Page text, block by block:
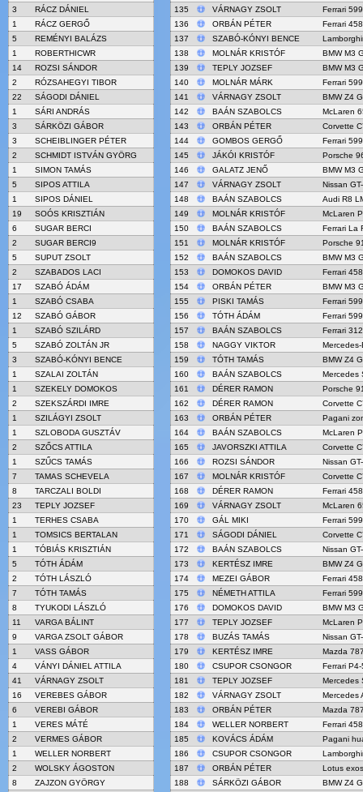
3
RÁCZ DÁNIEL
1
RÁCZ GERGŐ
5
REMÉNYI BALÁZS
1
ROBERTHICWR
14
ROZSI SÁNDOR
2
RÓZSAHEGYI TIBOR
22
SÁGODI DÁNIEL
1
SÁRI ANDRÁS
3
SÁRKÖZI GÁBOR
3
SCHEIBLINGER PÉTER
2
SCHMIDT ISTVÁN GYÖRG
1
SIMON TAMÁS
5
SIPOS ATTILA
1
SIPOS DÁNIEL
19
SOÓS KRISZTIÁN
6
SUGAR BERCI
2
SUGAR BERCI9
5
SUPUT ZSOLT
2
SZABADOS LACI
17
SZABÓ ÁDÁM
1
SZABÓ CSABA
12
SZABÓ GÁBOR
1
SZABÓ SZILÁRD
5
SZABÓ ZOLTÁN JR
3
SZABÓ-KÓNYI BENCE
1
SZALAI ZOLTÁN
1
SZEKELY DOMOKOS
2
SZEKSZÁRDI IMRE
1
SZILÁGYI ZSOLT
1
SZLOBODA GUSZTÁV
2
SZŐCS ATTILA
1
SZŰCS TAMÁS
7
TAMAS SCHEVELA
8
TARCZALI BOLDI
23
TEPLY JOZSEF
1
TERHES CSABA
1
TOMSICS BERTALAN
1
TÓBIÁS KRISZTIÁN
5
TÓTH ÁDÁM
2
TÓTH LÁSZLÓ
7
TÓTH TAMÁS
8
TYUKODI LÁSZLÓ
11
VARGA BÁLINT
9
VARGA ZSOLT GÁBOR
1
VASS GÁBOR
4
VÁNYI DÁNIEL ATTILA
41
VÁRNAGY ZSOLT
16
VEREBES GÁBOR
6
VEREBI GÁBOR
1
VERES MÁTÉ
2
VERMES GÁBOR
1
WELLER NORBERT
2
WOLSKY ÁGOSTON
8
ZAJZON GYÖRGY
135
VÁRNAGY ZSOLT
Ferrari
136
ORBÁN PÉTER
Ferrari
137
SZABÓ-KÓNYI BENCE
138
MOLNÁR KRISTÓF
BMW M3
139
TEPLY JOZSEF
BMW M3
140
MOLNÁR MÁRK
Ferrari
141
VÁRNAGY ZSOLT
BMW Z4
142
BAÁN SZABOLCS
McLaren
143
ORBÁN PÉTER
Corvette
144
GOMBOS GERGŐ
Ferrari
145
JÁKÓI KRISTÓF
Porsche
146
GALATZ JENŐ
BMW M3
147
VÁRNAGY ZSOLT
Nissan
148
BAÁN SZABOLCS
Audi R8
149
MOLNÁR KRISTÓF
McLaren
150
BAÁN SZABOLCS
Ferrari La
151
MOLNÁR KRISTÓF
Porsche
152
BAÁN SZABOLCS
BMW M3
153
DOMOKOS DAVID
Ferrari
154
ORBÁN PÉTER
BMW M3
155
PISKI TAMÁS
Ferrari
156
TÓTH ÁDÁM
Ferrari
157
BAÁN SZABOLCS
Ferrari
158
NAGGY VIKTOR
159
TÓTH TAMÁS
BMW Z4
160
BAÁN SZABOLCS
Mercedes
161
DÉRER RAMON
Porsche
162
DÉRER RAMON
Corvette
163
ORBÁN PÉTER
Pagani
164
BAÁN SZABOLCS
McLaren
165
JAVORSZKI ATTILA
Corvette
166
ROZSI SÁNDOR
Nissan
167
MOLNÁR KRISTÓF
Corvette
168
DÉRER RAMON
Ferrari
169
VÁRNAGY ZSOLT
McLaren
170
GÁL MIKI
Ferrari
171
SÁGODI DÁNIEL
Corvette
172
BAÁN SZABOLCS
Nissan
173
KERTÉSZ IMRE
BMW Z4
174
MEZEI GÁBOR
Ferrari
175
NÉMETH ATTILA
Ferrari
176
DOMOKOS DAVID
BMW M3
177
TEPLY JOZSEF
McLaren
178
BUZÁS TAMÁS
Nissan
179
KERTÉSZ IMRE
Mazda
180
CSUPOR CSONGOR
Ferrari
181
TEPLY JOZSEF
Mercedes
182
VÁRNAGY ZSOLT
Mercedes
183
ORBÁN PÉTER
Mazda
184
WELLER NORBERT
Ferrari
185
KOVÁCS ÁDÁM
Pagani
186
CSUPOR CSONGOR
187
ORBÁN PÉTER
Lotus
188
SÁRKÖZI GÁBOR BMW Z4